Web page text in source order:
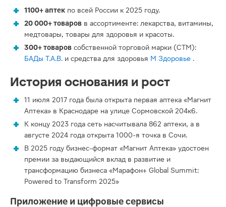
1100+ аптек по всей России к 2025 году.
20 000+ товаров в ассортименте: лекарства, витамины,
медтовары, товары для здоровья и красоты.
300+ товаров собственной торговой марки (СТМ):
БАДы T.A.B. и средства для здоровья М Здоровье .
История основания и рост
11 июля 2017 года была открыта первая аптека «Магнит
Аптека» в Краснодаре на улице Сормовской 204к6.
К концу 2023 года сеть насчитывала 862 аптеки, а в
августе 2024 года открыта 1000-я точка в Сочи.
В 2025 году бизнес-формат «Магнит Аптека» удостоен
премии за выдающийся вклад в развитие и
трансформацию бизнеса «Марафон+ Global Summit:
Powered to Transform 2025»
Приложение и цифровые сервисы